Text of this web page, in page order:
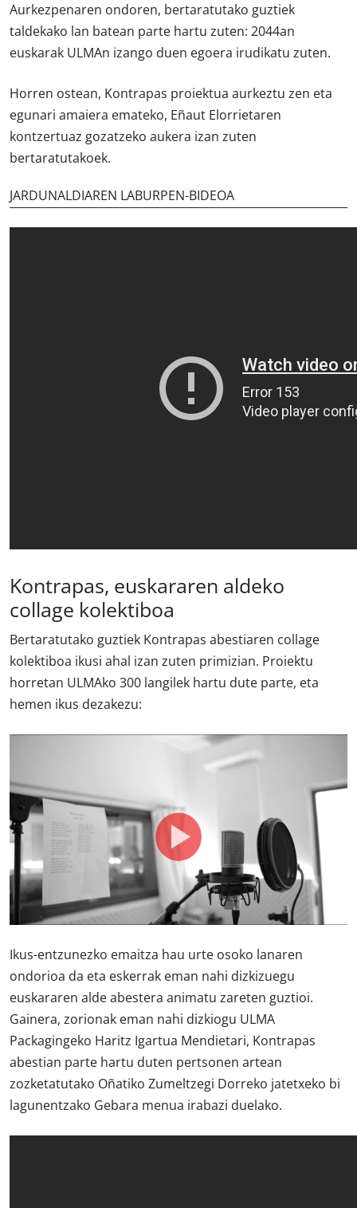
Aurkezpenaren ondoren, bertaratutako guztiek
taldekako lan batean parte hartu zuten: 2044an
euskarak ULMAn izango duen egoera irudikatu zuten.
Horren ostean, Kontrapas proiektua aurkeztu zen eta
egunari amaiera emateko, Eñaut Elorrietaren
kontzertuaz gozatzeko aukera izan zuten
bertaratutakoek.
JARDUNALDIAREN LABURPEN-BIDEOA
Kontrapas, euskararen aldeko
collage kolektiboa
Bertaratutako guztiek Kontrapas abestiaren collage
kolektiboa ikusi ahal izan zuten primizian. Proiektu
horretan ULMAko 300 langilek hartu dute parte, eta
hemen ikus dezakezu:
Ikus-entzunezko emaitza hau urte osoko lanaren
ondorioa da eta eskerrak eman nahi dizkizuegu
euskararen alde abestera animatu zareten guztioi.
Gainera, zorionak eman nahi dizkiogu ULMA
Packagingeko Haritz Igartua Mendietari, Kontrapas
abestian parte hartu duten pertsonen artean
zozketatutako Oñatiko Zumeltzegi Dorreko jatetxeko bi
lagunentzako Gebara menua irabazi duelako.